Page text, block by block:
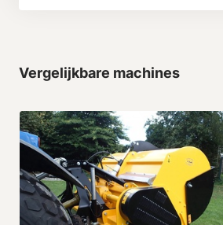
Vergelijkbare machines